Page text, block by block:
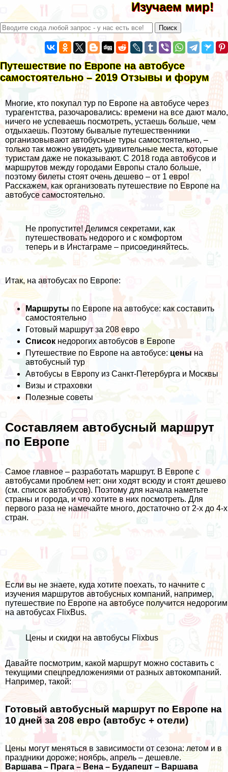
Изучаем мир!
Путешествие по Европе на автобусе
самостоятельно – 2019 Отзывы и форум
Многие, кто покупал тур по Европе на автобусе через
турагентства, разочаровались: времени на все дают мало,
ничего не успеваешь посмотреть, устаешь больше, чем
отдыхаешь. Поэтому бывалые путешественники
организовывают автобусные туры самостоятельно, –
только так можно увидеть удивительные места, которые
туристам даже не показывают. С 2018 года автобусов и
маршрутов между городами Европы стало больше,
поэтому билеты стоят очень дешево – от 1 евро!
Расскажем, как организовать путешествие по Европе на
автобусе самостоятельно.
Не пропустите! Делимся секретами, как
путешествовать недорого и с комфортом
теперь и в Инстаграме – присоединяйтесь.
Итак, на автобусах по Европе:
Маршруты по Европе на автобусе: как составить
самостоятельно
Готовый маршрут за 208 евро
Список недорогих автобусов в Европе
Путешествие по Европе на автобусе: ценына
автобусный тур
Автобусы в Европу из Санкт-Петербурга и Москвы
Визы и страховки
Полезные советы
Составляем автобусный маршрут
по Европе
Самое главное – разработать маршрут. В Европе с
автобусами проблем нет: они ходят всюду и стоят дешево
(см. список автобусов). Поэтому для начала наметьте
страны и города, и что хотите в них посмотреть. Для
первого раза не намечайте много, достаточно от 2-х до 4-х
стран.
Если вы не знаете, куда хотите поехать, то начните с
изучения маршрутов автобусных компаний, например,
путешествие по Европе на автобусе получится недорогим
на автобусах FlixBus.
Цены и скидки на автобусы Flixbus
Давайте посмотрим, какой маршрут можно составить с
текущими спецпредложениями от разных автокомпаний.
Например, такой:
Готовый автобусный маршрут по Европе на
10 дней за 208 евро (автобус + отели)
Цены могут меняться в зависимости от сезона: летом и в
праздники дороже; ноябрь, апрель – дешевле.
Варшава – Прага – Вена – Будапешт – Варшава